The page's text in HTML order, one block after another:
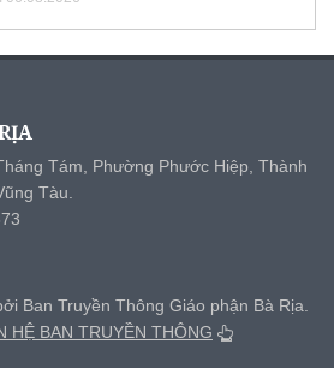
Tám, Phường Phước Hiệp, Thành
Tàu.
Ban Truyền Thông Giáo phận Bà Rịa.
HỆ BAN TRUYỀN THÔNG